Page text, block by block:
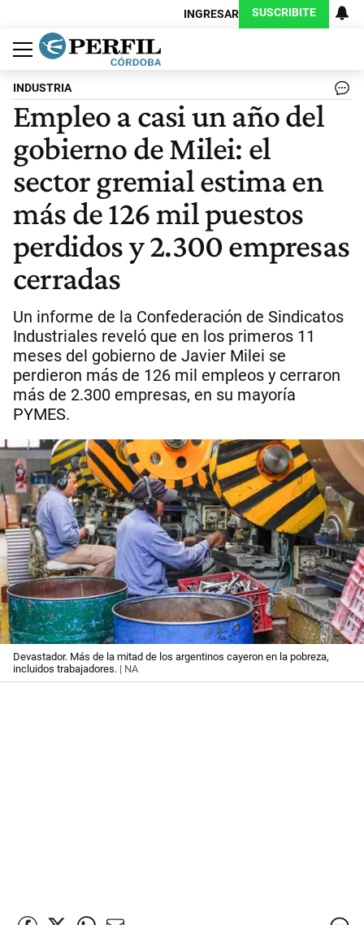
INGRESAR SUSCRIBITE
Política
Economía
Judiciales
Sociedad
Cultura
Espectáculos
Deportes
Protagonistas
INDUSTRIA
Empleo a casi un año del
gobierno de Milei: el
sector gremial estima en
más de 126 mil puestos
perdidos y 2.300 empresas
cerradas
Un informe de la Confederación de Sindicatos
Industriales reveló que en los primeros 11
meses del gobierno de Javier Milei se
perdieron más de 126 mil empleos y cerraron
más de 2.300 empresas, en su mayoría
PYMES.
Devastador. Más de la mitad de los argentinos cayeron en la pobreza,
incluidos trabajadores. | NA